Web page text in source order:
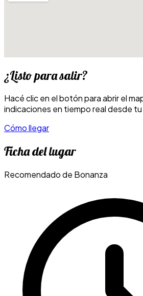
¿Listo para salir?
Hacé clic en el botón para abrir el
indicaciones en tiempo real desde tu
Cómo llegar
Ficha del lugar
Recomendado de Bonanza